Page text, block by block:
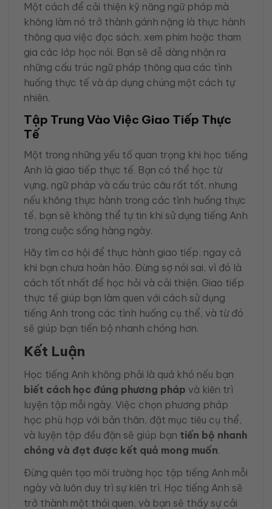
Một cách để cải thiện kỹ năng ngữ pháp mà
không làm nó trở thành gánh nặng là thực hành
thông qua việc đọc sách, xem phim hoặc tham
gia các lớp học nói. Bạn sẽ dễ dàng nhận ra
những cấu trúc ngữ pháp thông qua các tình
huống thực tế và áp dụng chúng một cách tự
nhiên.
Tập Trung Vào Việc Giao Tiếp Thực
Tế
Một trong những yếu tố quan trọng khi học tiếng
Anh là giao tiếp thực tế. Bạn có thể học từ
vựng, ngữ pháp và cấu trúc câu rất tốt, nhưng
nếu không thực hành trong các tình huống thực
tế, bạn sẽ không thể tự tin khi sử dụng tiếng Anh
trong cuộc sống hàng ngày.
Hãy tìm cơ hội để thực hành giao tiếp, ngay cả
khi bạn chưa hoàn hảo. Đừng sợ nói sai, vì đó là
cách tốt nhất để học hỏi và cải thiện. Giao tiếp
thực tế giúp bạn làm quen với cách sử dụng
tiếng Anh trong các tình huống cụ thể, và từ đó
sẽ giúp bạn tiến bộ nhanh chóng hơn.
Kết Luận
Học tiếng Anh không phải là quá khó nếu bạn
biết cách học đúng phương pháp và kiên trì
luyện tập mỗi ngày. Việc chọn phương pháp
học phù hợp với bản thân, đặt mục tiêu cụ thể,
và luyện tập đều đặn sẽ giúp bạn tiến bộ nhanh
chóng và đạt được kết quả mong muốn.
Đừng quên tạo môi trường học tập tiếng Anh mỗi
ngày và luôn duy trì sự kiên trì. Học tiếng Anh sẽ
trở thành một thói quen, và bạn sẽ thấy sự cải